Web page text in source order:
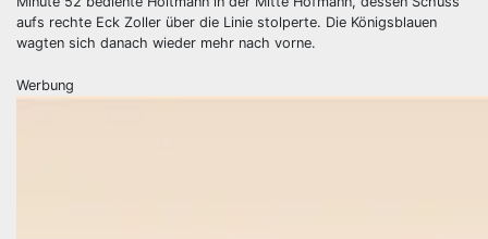
aufs rechte Eck Zoller über die Linie stolperte. Die Königsblauen
wagten sich danach wieder mehr nach vorne.
Werbung